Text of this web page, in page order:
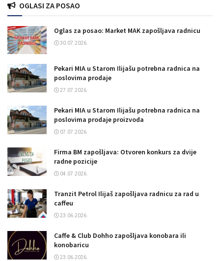
OGLASI ZA POSAO
Oglas za posao: Market MAK zapošljava radnicu
30.07.2026.
Pekari MIA u Starom Ilijašu potrebna radnica na
poslovima prodaje
27.07.2026.
Pekari MIA u Starom Ilijašu potrebna radnica na
poslovima prodaje proizvoda
07.07.2026.
Firma BM zapošljava: Otvoren konkurs za dvije
radne pozicije
04.07.2026.
Tranzit Petrol Ilijaš zapošljava radnicu za rad u
caffeu
23.06.2026.
Caffe & Club Dohho zapošljava konobara ili
konobaricu
23.06.2026.